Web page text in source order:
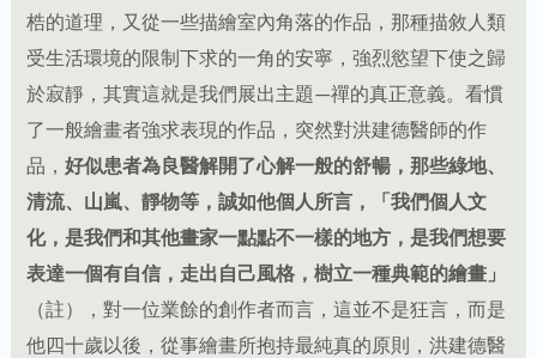
梏的道理，又從一些描繪室內角落的作品，那種描敘人類
受生活環境的限制下求的一角的安寧，強烈慾望下使之歸
於寂靜，其實這就是我們展出主題—禪的真正意義。看慣
了一般繪畫者強求表現的作品，突然對洪建德醫師的作
品， 好似患者為良醫解開了心解一般的舒暢，那些綠地、
清流、山嵐、靜物等，誠如他個人所言，「我們個人文
化，是我們和其他畫家一點點不一樣的地方，是我們想要
表達一個有自信，走出自己風格，樹立一種典範的繪畫」
（註），對一位業餘的創作者而言，這並不是狂言，而是
他四十歲以後，從事繪畫所抱持最純真的原則，洪建德醫